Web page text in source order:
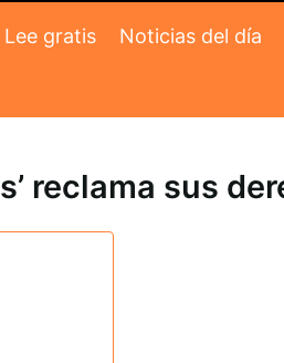
Lee gratis Noticias del día
reclama sus